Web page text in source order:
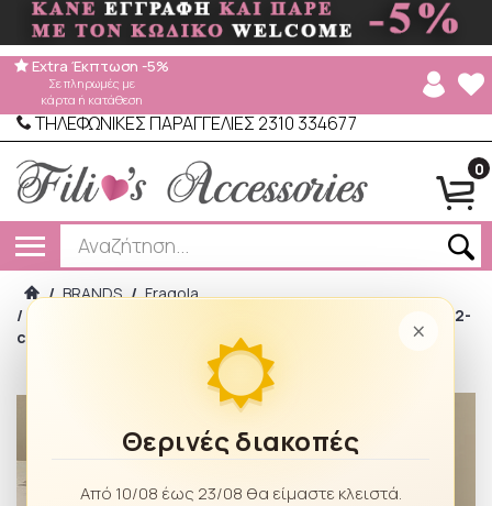
ΤΗΛΕΦΩΝΙΚΕΣ ΠΑΡΑΓΓΕΛΙΕΣ 2310 334677
0
Extra Έκπτωση -5%
Σε πληρωμές με
κάρτα ή κατάθεση
×
Θερινές διακοπές
Από 10/08 έως 23/08 θα είμαστε κλειστά.
/ BRANDS / Fragola
/
Fragola Γυναικείο πορτοφόλι μεσαίου μεγέθους PC402-
camel